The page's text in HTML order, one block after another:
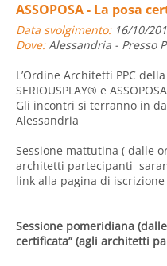
ASSOPOSA - La posa
Data svolgimento:16/10/
Dove:Alessandria - Presso
L’Ordine Architetti PPC
SERIOUSPLAY® e
Gli incontri si terranno in
Alessandria
Sessione mattutina ( dalle
architetti partecipanti
link alla pagina di iscrizione
Sessione pomeridiana
certificata” (agli architetti